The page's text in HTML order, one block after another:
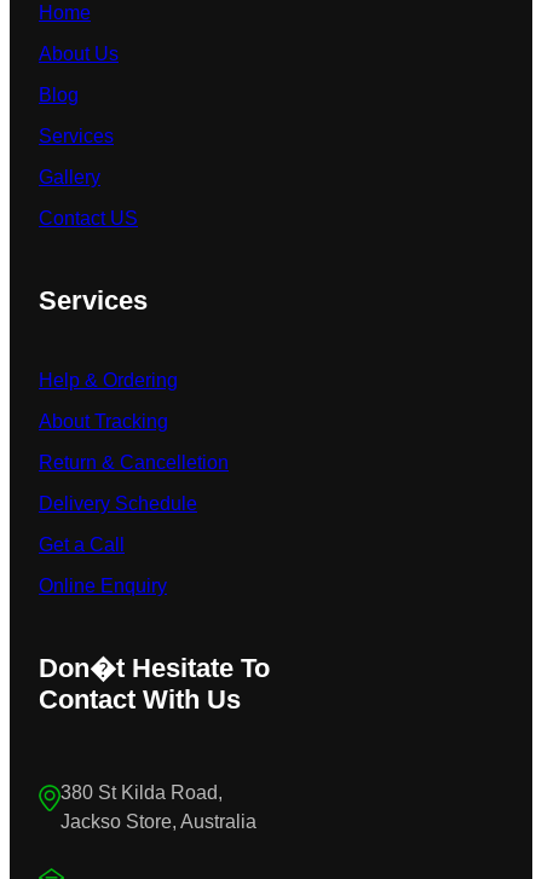
Home
About Us
Blog
Services
Gallery
Contact US
Services
Help & Ordering
About Tracking
Return & Cancelletion
Delivery Schedule
Get a Call
Online Enquiry
Don�t Hesitate To
Contact With Us
380 St Kilda Road,
Jackso Store, Australia